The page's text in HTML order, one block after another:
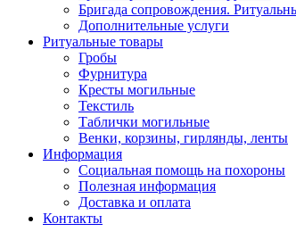
Бригада сопровождения.
Дополнительные услуги
Ритуальные товары
Гробы
Фурнитура
Кресты могильные
Текстиль
Таблички могильные
Венки, корзины, гирлянды, ленты
Информация
Социальная помощь на похороны
Полезная информация
Доставка и оплата
Контакты